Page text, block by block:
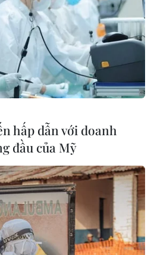
Nam
quyết định đưa Việt Nam
gia mà doanh nghiệp lữ hành
mở tour du lịch theo đoàn từ
hấp dẫn với doanh
đầu của Mỹ